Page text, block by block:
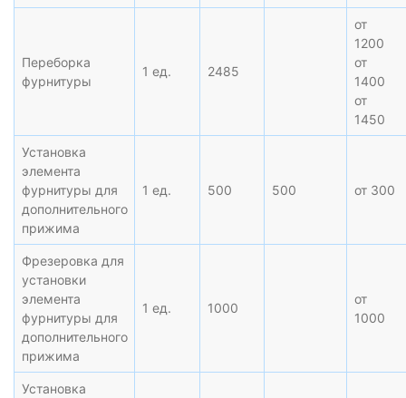
Переборка
фурнитуры
1 ед. 2485
от
1200
от
1400
от
1450
Установка
элемента
фурнитуры для
дополнительного
прижима
1 ед. 500 500 от 300
Фрезеровка для
установки
элемента
фурнитуры для
дополнительного
прижима
1 ед. 1000
от
1000
Установка